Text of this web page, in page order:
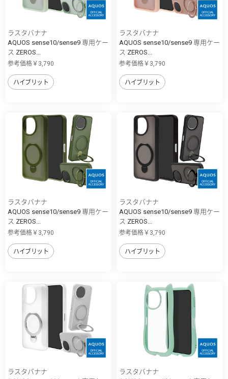
ラスタバナナ
AQUOS sense10/sense9 専用ケー
ス ZEROS...
参考価格￥3,790
ハイブリット
ラスタバナナ
AQUOS sense10/sense9 専用ケー
ス ZEROS...
参考価格￥3,790
ハイブリット
ラスタバナナ
AQUOS sense10/sense9 専用ケー
ス ZEROS...
参考価格￥3,790
ハイブリット
ラスタバナナ
AQUOS sense10/sense9 専用ケー
ス ZEROS...
参考価格￥3,790
ハイブリット
ラスタバナナ
ラスタバナナ